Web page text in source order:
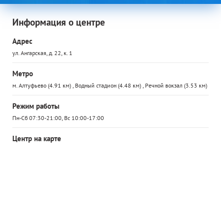
Информация о центре
Адрес
ул. Ангарская, д. 22, к. 1
Метро
м. Алтуфьево (4.91 км) , Водный стадион (4.48 км) , Речной вокзал (3.53 км)
Режим работы
Пн-Сб 07:30-21:00, Вс 10:00-17:00
Центр на карте